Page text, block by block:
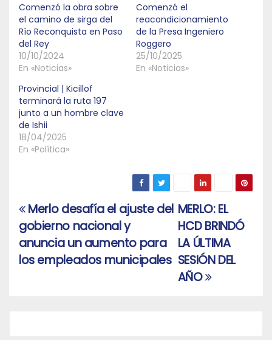
Comenzó la obra sobre
el camino de sirga del
Río Reconquista en Paso
del Rey
10/10/2024
En «Noticias»
Comenzó el
reacondicionamiento
de la Presa Ingeniero
Roggero
25/10/2025
En «Noticias»
Provincial | Kicillof
terminará la ruta 197
junto a un hombre clave
de Ishii
18/04/2025
En «Política»
Navegación
de
entradas
MERLO: EL
HCD BRINDÓ
LA ÚLTIMA
SESIÓN DEL
AÑO
Merlo desafía el ajuste del
gobierno nacional y
anuncia un aumento para
los empleados municipales